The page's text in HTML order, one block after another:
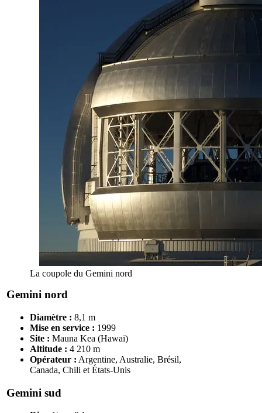
La coupole du Gemini nord
Gemini nord
Diamètre : 8,1 m
Mise en service : 1999
Site : Mauna Kea (Hawaï)
Altitude : 4 210 m
Opérateur : Argentine, Australie, Brésil,
Canada, Chili et États-Unis
Gemini sud